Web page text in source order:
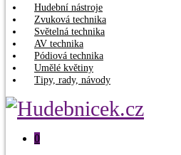
Hudební nástroje
Zvuková technika
Světelná technika
AV technika
Pódiová technika
Umělé květiny
Tipy, rady, návody
0